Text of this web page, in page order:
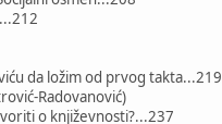
da ložim od prvog takta...219
Radovanović)
o književnosti?...237